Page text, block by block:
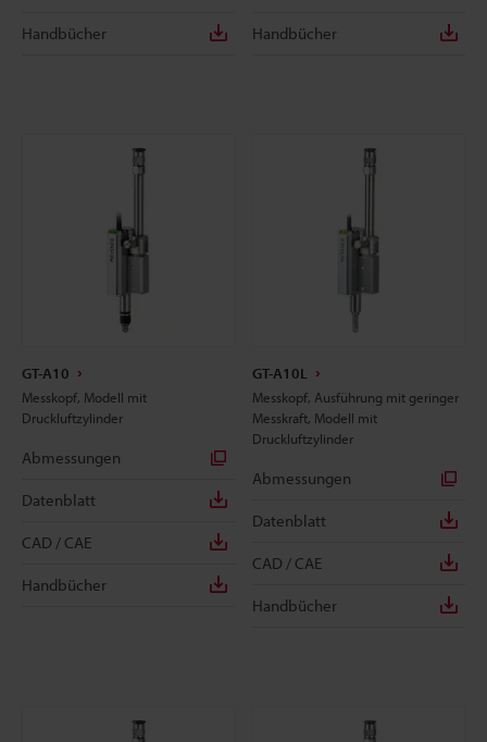
Handbücher Handbücher
GT-A10
Messkopf, Modell mit
Druckluftzylinder
Abmessungen
Datenblatt
CAD / CAE
Handbücher
GT-A10L
Messkopf, Ausführung mit geringer
Messkraft, Modell mit
Druckluftzylinder
Abmessungen
Datenblatt
CAD / CAE
Handbücher